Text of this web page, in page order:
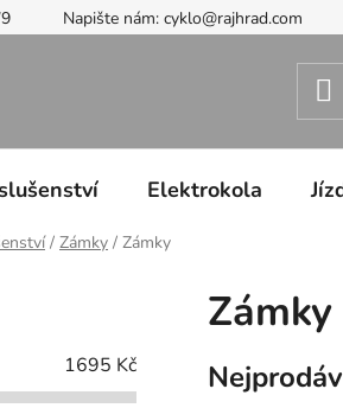
Napište nám: cyklo@rajhrad.com
Elektrokola
/ Zámky / Zámky
1695 Kč
Zámky